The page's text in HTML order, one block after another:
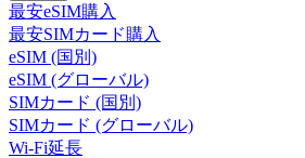
最安eSIM購入
最安SIMカード購入
eSIM (国別)
eSIM (グローバル)
SIMカード (国別)
SIMカード (グローバル)
Wi-Fi延長